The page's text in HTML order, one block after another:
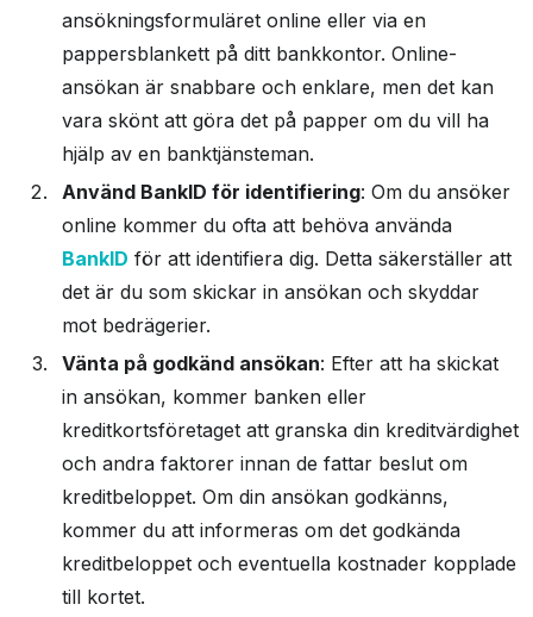
ansökningsformuläret online eller via en
pappersblankett på ditt bankkontor. Online-
ansökan är snabbare och enklare, men det kan
vara skönt att göra det på papper om du vill ha
hjälp av en banktjänsteman.
Använd BankID för identifiering: Om du ansöker
online kommer du ofta att behöva använda
BankID för att identifiera dig. Detta säkerställer att
det är du som skickar in ansökan och skyddar
mot bedrägerier.
Vänta på godkänd ansökan: Efter att ha skickat
in ansökan, kommer banken eller
kreditkortsföretaget att granska din kreditvärdighet
och andra faktorer innan de fattar beslut om
kreditbeloppet. Om din ansökan godkänns,
kommer du att informeras om det godkända
kreditbeloppet och eventuella kostnader kopplade
till kortet.